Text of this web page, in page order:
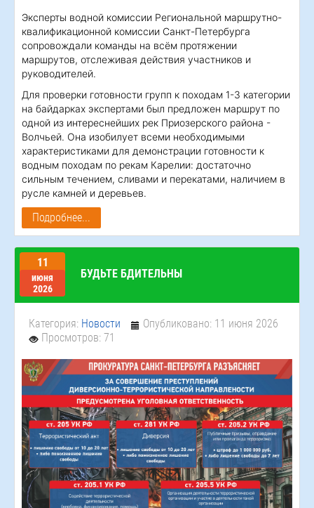
Эксперты водной комиссии Региональной маршрутно-
квалификационной комиссии Санкт-Петербурга
сопровождали команды на всём протяжении
маршрутов, отслеживая действия участников и
руководителей.
Для проверки готовности групп к походам 1-3 категории
на байдарках экспертами был предложен маршрут по
одной из интереснейших рек Приозерского района -
Волчьей. Она изобилует всеми необходимыми
характеристиками для демонстрации готовности к
водным походам по рекам Карелии: достаточно
сильным течением, сливами и перекатами, наличием в
русле камней и деревьев.
Подробнее...
11
июня
2026
БУДЬТЕ БДИТЕЛЬНЫ
Категория: Новости
Опубликовано: 11 июня 2026
Просмотров: 71